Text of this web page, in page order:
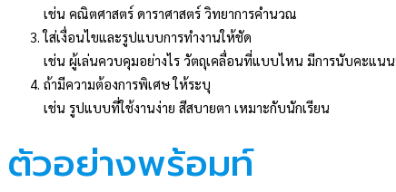
เช่น คณิตศาสตร์ ดาราศาสตร์ วิทยาการคำนวณ
ใส่เงื่อนไขและรูปแบบการทำงานให้ชัด
เช่น ผู้เล่นควบคุมอย่างไร วัตถุเคลื่อนที่แบบไหน มีการนับคะแน
ถ้ามีความต้องการพิเศษ ให้ระบุ
เช่น รูปแบบที่ใช้งานง่าย สีสบายตา เหมาะกับนักเรียน
ตัวอย่างพร้อมท์